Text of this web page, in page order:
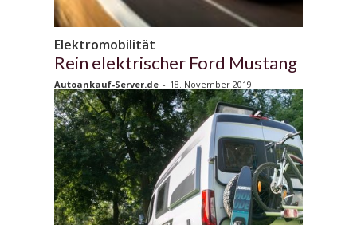
Elektromobilität
Rein elektrischer Ford Mustang
Autoankauf-Server.de - 18. November 2019